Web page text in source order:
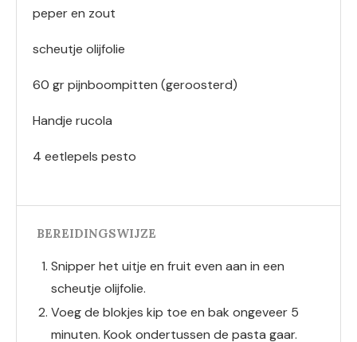
peper en zout
scheutje olijfolie
60 gr pijnboompitten (geroosterd)
Handje rucola
4 eetlepels pesto
BEREIDINGSWIJZE
Snipper het uitje en fruit even aan in een
scheutje olijfolie.
Voeg de blokjes kip toe en bak ongeveer 5
minuten. Kook ondertussen de pasta gaar.